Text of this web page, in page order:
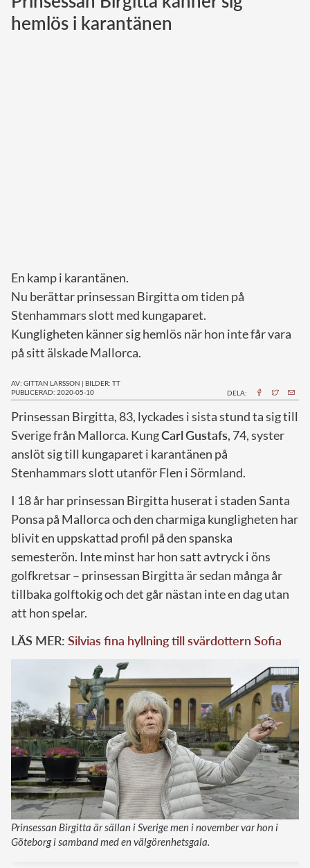
Norska kungahuset
hemlös i karantänen
En kamp i karantänen.
Nu berättar prinsessan Birgitta om tiden på
Stenhammars slott med kungaparet.
Kungligheten känner sig hemlös när hon inte får vara
på sitt älskade Mallorca.
AV: GITTAN LARSSON | BILDER: TT
PUBLICERAD: 2020-05-10
DELA:
Prinsessan Birgitta, 83, lyckades i sista stund ta sig till
Sverige från Mallorca. KungCarlGustafs, 74, syster
anslöt sig till kungaparet i karantänen på
Stenhammars slott utanför Flen i Sörmland.
I 18 år har prinsessan Birgitta huserat i staden Santa
Ponsa på Mallorca och den charmiga kungligheten har
blivit en uppskattad profil på den spanska
semesterön. Inte minst har hon satt avtryck i öns
golfkretsar – prinsessan Birgitta är sedan många år
tillbaka golftokig och det går nästan inte en dag utan
att hon spelar.
LÄS MER: Silvias fina hyllning till svärdottern Sofia
Prinsessan Birgitta är sällan i Sverige men i november var hon i
Göteborg i samband med en välgörenhetsgala.